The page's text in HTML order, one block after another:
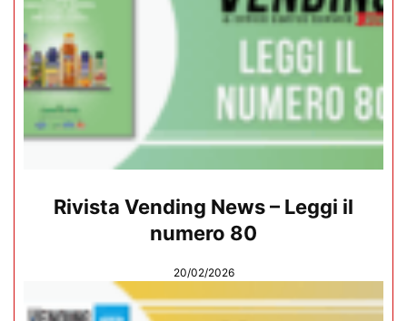
Rivista Vending News – Leggi il
numero 80
20/02/2026